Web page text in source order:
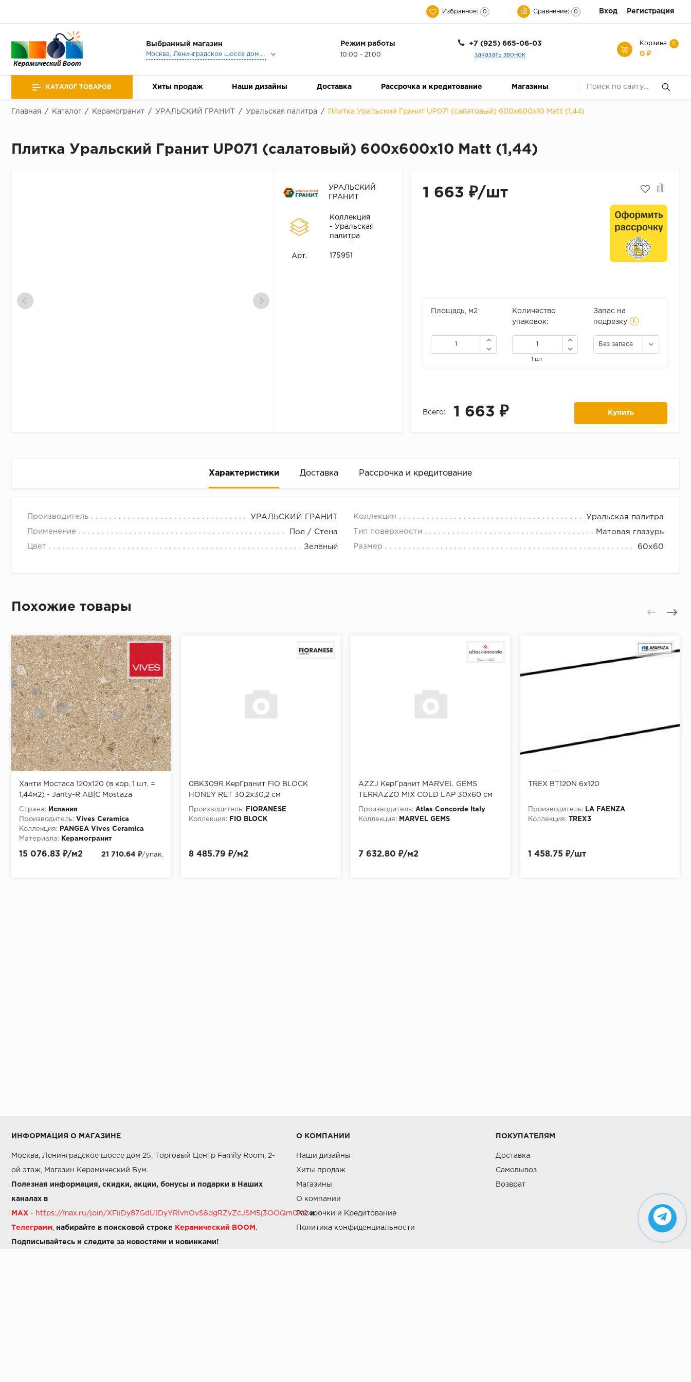
Избранное: 0 Сравнение: 0 Вход Регистрация
Выбранный магазин
Москва, Ленинградское шоссе дом 25, Торговый Центр Family Room, 2-ой этаж, Магазин Керамический Бум.
Режим работы
10:00 - 21:00
+7 (925) 665-06-03
заказать звонок
Корзина 0
0 ₽
КАТАЛОГ ТОВАРОВ Хиты продаж Наши дизайны Доставка Рассрочка и кредитование Магазины
Главная / Каталог / Керамогранит / УРАЛЬСКИЙ ГРАНИТ / Уральская палитра / Плитка Уральский Гранит UP071 (салатовый) 600х600х10 Matt (1,44)
Плитка Уральский Гранит UP071 (салатовый) 600х600х10 Matt (1,44)
УРАЛЬСКИЙ
ГРАНИТ
Коллекция
- Уральская
палитра
Арт. 175951
1 663 ₽/шт
Площадь, м2
Количество
упаковок:
1 шт
Запас на
подрезку
i
Без запаса
Всего: 1 663 ₽ Купить
Характеристики Доставка Рассрочка и кредитование
Производитель УРАЛЬСКИЙ ГРАНИТ Коллекция Уральская палитра
Применение Пол / Стена Тип поверхности Матовая глазурь
Цвет Зелёный Размер 60x60
Быстрое рассмотрение: решение от банка придет вам за 2 минуты прямо в форме заявки на той же странице
Срок предоставления кредита от 3 до 36 месяцев Срок предоставления рассрочки от 3 до 10 месяцев
Достаточно только паспорта
Похожие товары
Ханти Мостаса 120x120 (в кор. 1 шт. =
1,44м2) - Janty-R AB|C Mostaza
Страна:
Испания
Производитель: Vives Ceramica
Коллекция:
PANGEA Vives Ceramica
Материала:
Керамогранит
15 076.83 ₽/м2 21 710.64 ₽/упак.
0BK309R КерГранит FIO BLOCK
HONEY RET 30,2x30,2 см
Производитель:
FIORANESE
Коллекция:
FIO BLOCK
8 485.79 ₽/м2
AZZJ КерГранит MARVEL GEMS
TERRAZZO MIX COLD LAP 30x60 см
Производитель: Atlas Concorde Italy
Коллекция:
MARVEL GEMS
7 632.80 ₽/м2
TREX BT120N 6x120
Производитель:
LA FAENZA
Коллекция:
TREX3
1 458.75 ₽/шт
ИНФОРМАЦИЯ О МАГАЗИНЕ
Москва, Ленинградское шоссе дом 25, Торговый Центр Family Room, 2-
ой этаж, Магазин Керамический Бум.
Полезная информация, скидки, акции, бонусы и подарки в Наших
каналах в
MAX - https://max.ru/join/XFiiDy87GdU1DyYRlvhOvS8dgRZvZcJSM5j3OOQm0X0 и
Телеграмм набирайте в поисковой строке Керамический BOOM .
Подписывайтесь и следите за новостями и новинками!
О КОМПАНИИ
Наши дизайны
Хиты продаж
Магазины
О компании
Рассрочки и Кредитование
Политика конфиденциальности
ПОКУПАТЕЛЯМ
Доставка
Самовывоз
Возврат